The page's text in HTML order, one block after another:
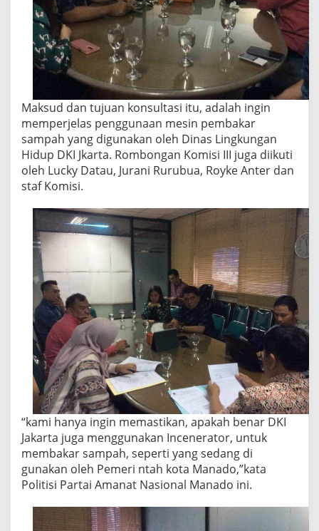
Maksud dan tujuan konsultasi itu, adalah ingin
memperjelas penggunaan mesin pembakar
sampah yang digunakan oleh Dinas Lingkungan
Hidup DKI Jkarta. Rombongan Komisi III juga diikuti
oleh Lucky Datau, Jurani Rurubua, Royke Anter dan
staf Komisi.
“kami hanya ingin memastikan, apakah benar DKI
Jakarta juga menggunakan Incenerator, untuk
membakar sampah, seperti yang sedang di
gunakan oleh Pemeri ntah kota Manado,”kata
Politisi Partai Amanat Nasional Manado ini.